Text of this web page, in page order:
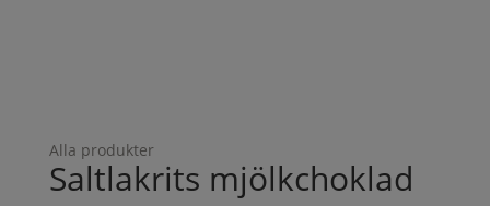
Alla produkter
Saltlakrits mjölkchoklad